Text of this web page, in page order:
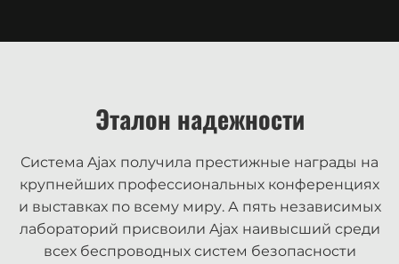
Эталон надежности
Система Ajax получила престижные награды на
крупнейших профессиональных конференциях
и выставках по всему миру. А пять независимых
лабораторий присвоили Ajax наивысший среди
всех беспроводных систем безопасности